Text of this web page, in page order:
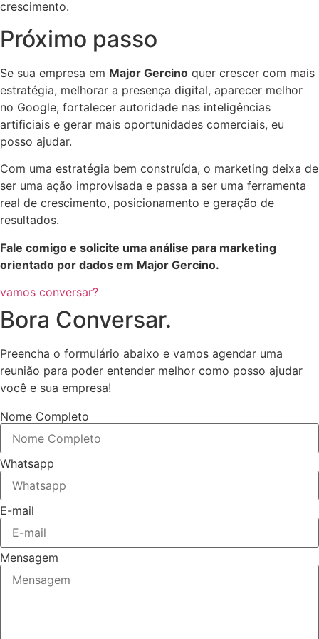
crescimento.
Próximo passo
Se sua empresa em Major Gercino quer crescer com mais
estratégia, melhorar a presença digital, aparecer melhor
no Google, fortalecer autoridade nas inteligências
artificiais e gerar mais oportunidades comerciais, eu
posso ajudar.
Com uma estratégia bem construída, o marketing deixa de
ser uma ação improvisada e passa a ser uma ferramenta
real de crescimento, posicionamento e geração de
resultados.
Fale comigo e solicite uma análise para marketing
orientado por dados em Major Gercino.
vamos conversar?
Bora Conversar.
Preencha o formulário abaixo e vamos agendar uma
reunião para poder entender melhor como posso ajudar
você e sua empresa!
Nome Completo
Whatsapp
E-mail
Mensagem